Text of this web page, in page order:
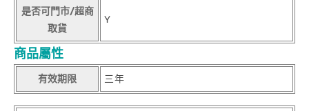
是否可門市/超商
取貨
Y
商品屬性
有效期限 三年